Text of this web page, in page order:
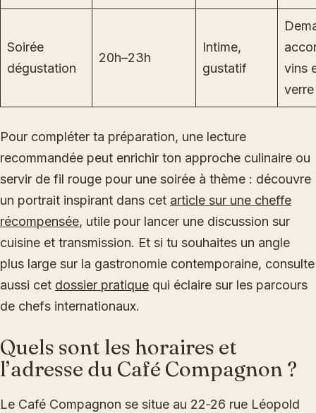
Soirée
dégustation
20h–23h
Intime,
gustatif
vins
verre
Pour compléter ta préparation, une lecture
recommandée peut enrichir ton approche culinaire ou
servir de fil rouge pour une soirée à thème : découvre
un portrait inspirant dans cet article sur une cheffe
récompensée, utile pour lancer une discussion sur
cuisine et transmission. Et si tu souhaites un angle
plus large sur la gastronomie contemporaine, consulte
aussi cet dossier pratique qui éclaire sur les parcours
de chefs internationaux.
Quels sont les horaires et
l’adresse du Café Compagnon ?
Le Café Compagnon se situe au 22‑26 rue Léopold